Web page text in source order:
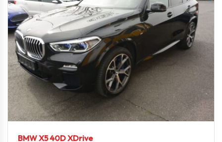
BMW X5 40D XDrive